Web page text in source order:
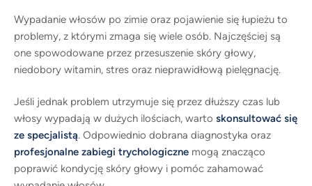
Wypadanie włosów po zimie oraz pojawienie się łupieżu to
problemy, z którymi zmaga się wiele osób. Najczęściej są
one spowodowane przez przesuszenie skóry głowy,
niedobory witamin, stres oraz nieprawidłową pielęgnację.
Jeśli jednak problem utrzymuje się przez dłuższy czas lub
włosy wypadają w dużych ilościach, warto skonsultować się
ze specjalistą. Odpowiednio dobrana diagnostyka oraz
profesjonalne zabiegi trychologiczne mogą znacząco
poprawić kondycję skóry głowy i pomóc zahamować